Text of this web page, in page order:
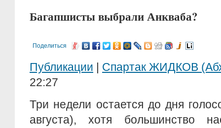
Багапшисты выбрали Анкваба?
Поделиться
Публикации | Спартак ЖИДКОВ
22:27
Три недели остается до дня
августа), хотя большинство